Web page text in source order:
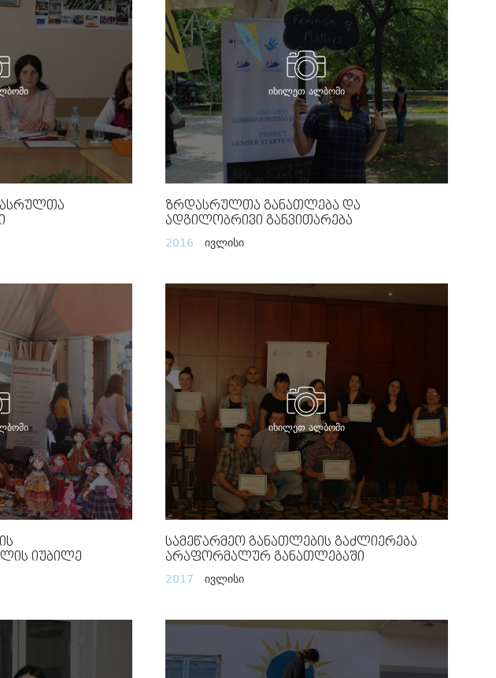
იხილეთ ალბომი
Ზრდასრულთა Განათლება Და
Ადგილობრივი Განვითარება
2016 ივლისი
Იუბილე
იხილეთ ალბომი
Სამეწარმეო Განათლების Გაძლიერება
Არაფორმალურ Განათლებაში
2017 ივლისი